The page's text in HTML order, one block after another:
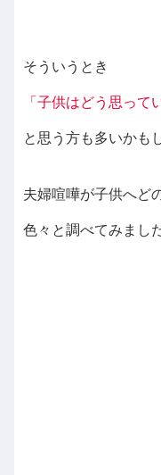
そういうとき
「子供はどう思って
と思う方も多いかも
夫婦喧嘩が子供へど
色々と調べてみまし